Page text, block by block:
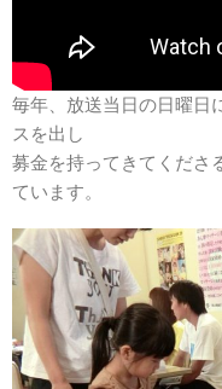
毎年、放送当日の日曜日
スを出し
募金を持ってきてくださ
ています。